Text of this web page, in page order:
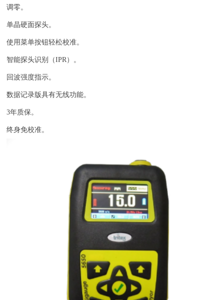
调零。
单晶硬面探头。
使用菜单按钮轻松校准。
智能探头识别（IPR）。
回波强度指示。
数据记录版具有无线功能。
3年质保。
终身免校准。